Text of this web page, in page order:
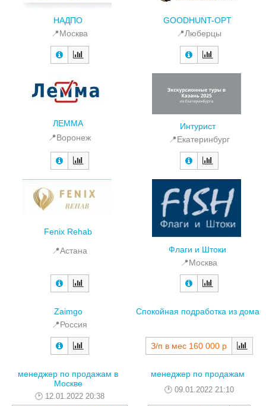
НАДПО
📍Москва
GOODHUNT-OPT
📍Люберцы
ЛЕММА
📍Воронеж
Интурист
📍Екатеринбург
Fenix Rehab
📍Астана
Флаги и Штоки
📍Москва
Zaimgo
📍Россия
Спокойная подработка из дома
З/п в мес 160 000 р
менеджер по продажам в
Москве
12.01.2022 20:38
менеджер по продажам
09.01.2022 21:10